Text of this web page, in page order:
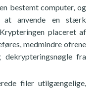
bestemt computer, og
at anvende en stærk
placeret af
medmindre ofrene
fra
filer utilgængelige,